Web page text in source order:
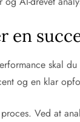
en
skal
og en klar
Ved at